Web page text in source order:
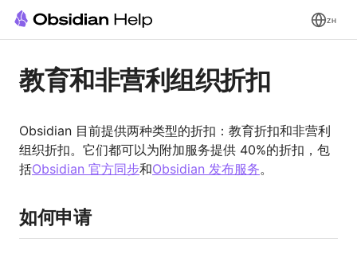
ZH
教育和非营利组织折扣
Obsidian 目前提供两种类型的折扣：教育折扣和非营利
组织折扣。它们都可以为附加服务提供 40%的折扣，包
括Obsidian 官方同步和Obsidian 发布服务。
如何申请